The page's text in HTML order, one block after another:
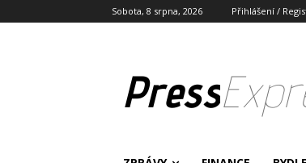
Sobota, 8 srpna, 2026 Přihlášení /
Press